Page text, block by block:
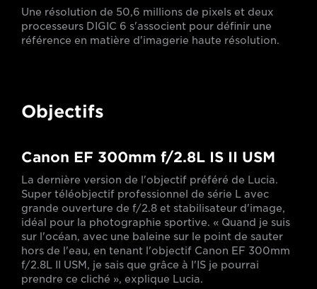
Une résolution de 50,6 millions de pixels et deux
processeurs DIGIC 6 s'associent pour définir une
référence en matière d'imagerie haute résolution.
Objectifs
Canon EF 300mm f/2.8L IS II USM
La dernière version de l'objectif préféré de Lucia.
Super téléobjectif professionnel de série L avec
grande ouverture de f/2.8 et stabilisateur d'image,
idéal pour la photographie sportive. « Quand je suis
sur l'océan, avec une baleine sur le point de sauter
hors de l'eau, en tenant l'objectif Canon EF 300mm
f/2.8L II USM, je sais que grâce à l'IS je pourrai
prendre ce cliché », explique Lucia.